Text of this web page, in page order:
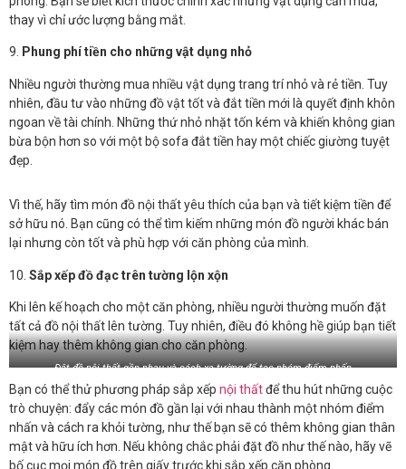
thay vì chỉ ước lượng bằng mắt.
9. Phung phí tiền cho những vật dụng nhỏ
Nhiều người thường mua nhiều vật dụng trang trí nhỏ và rẻ tiền. Tuy
nhiên, đầu tư vào những đồ vật tốt và đắt tiền mới là quyết định khôn
ngoan về tài chính. Những thứ nhỏ nhặt tốn kém và khiến không gian
bừa bộn hơn so với một bộ sofa đắt tiền hay một chiếc giường tuyệt
đẹp.
Vì thế, hãy tìm món đồ nội thất yêu thích của bạn và tiết kiệm tiền để
sở hữu nó. Bạn cũng có thể tìm kiếm những món đồ người khác bán
lại nhưng còn tốt và phù hợp với căn phòng của mình.
10. Sắp xếp đồ đạc trên tường lộn xộn
Khi lên kế hoạch cho một căn phòng, nhiều người thường muốn đặt
tất cả đồ nội thất lên tường. Tuy nhiên, điều đó không hề giúp bạn tiết
kiệm hay thêm không gian cho căn phòng.
Đặt đồ nội thất gần nhau và cách xa tường để tạo nhóm điểm nhấn
Bạn có thể thử phương pháp sắp xếp nội thấtđể thu hút những cuộc
trò chuyện: đẩy các món đồ gần lại với nhau thành một nhóm điểm
nhấn và cách ra khỏi tường, như thế bạn sẽ có thêm không gian thân
mật và hữu ích hơn. Nếu không chắc phải đặt đồ như thế nào, hãy vẽ
bố cục mọi món đồ trên giấy trước khi sắp xếp căn phòng.